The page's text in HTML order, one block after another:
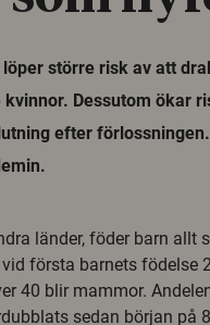
större risk av att
Dessutom ökar
efter
länder, föder barn allt
första barnets födelse
40 blir mammor.
sedan början på